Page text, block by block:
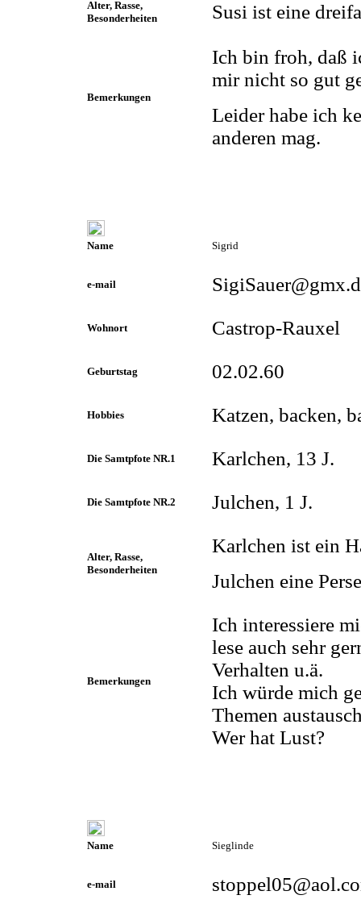
Alter, Rasse,
Besonderheiten
Susi ist eine
Bemerkungen
Ich bin froh, daß
mir nicht so gut
Leider habe ich
anderen mag.
Name Sigrid
e-mail
Wohnort Castrop-Rauxel
Geburtstag 02.02.60
Hobbies Katzen, backen,
Die Samtpfote NR.1 Karlchen, 13 J.
Die Samtpfote NR.2 Julchen, 1 J.
Alter, Rasse,
Besonderheiten
Karlchen ist ein
Julchen eine
Bemerkungen
Ich interessiere
lese auch sehr
Verhalten u.ä.
Ich würde mich
Themen
Wer hat Lust?
Name Sieglinde
e-mail